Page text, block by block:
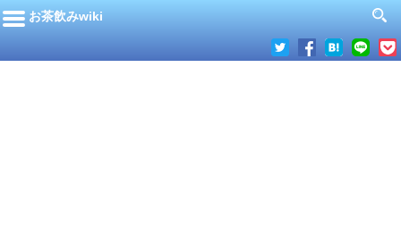
お茶飲みwiki